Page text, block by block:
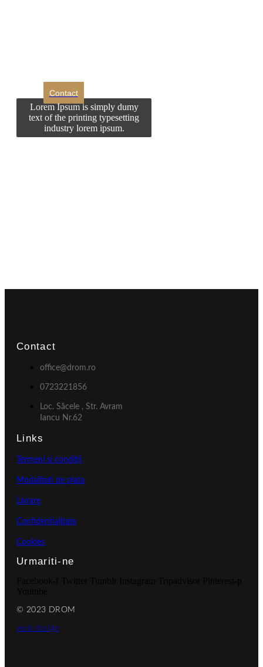
Contact
Lorem Ipsum is simply dumy
text of the printing typesetting
industry lorem ipsum.
Contact
office@drom.ro
0723221856
Loc. Săcele , Str. Avram
Iancu Nr.62
Links
Termeni si conditii
Modalitati de plata
Livrare
Confidentialitate
Cookies
Urmariti-ne
© 2023 DROM
web design